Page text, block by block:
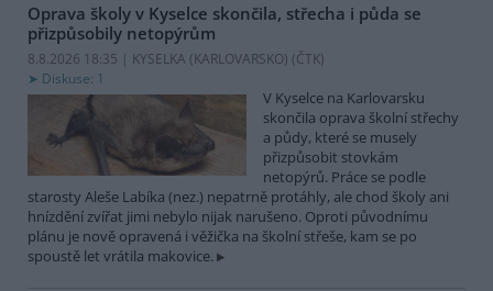
Oprava školy v Kyselce skončila, střecha i půda se
přizpůsobily netopýrům
8.8.2026 18:35 | KYSELKA (KARLOVARSKO) (ČTK)
Diskuse: 1
V Kyselce na Karlovarsku
skončila oprava školní střechy
a půdy, které se musely
přizpůsobit stovkám
netopýrů. Práce se podle
starosty Aleše Labíka (nez.) nepatrně protáhly, ale chod školy ani
hnízdění zvířat jimi nebylo nijak narušeno. Oproti původnímu
plánu je nově opravená i věžička na školní střeše, kam se po
spoustě let vrátila makovice.